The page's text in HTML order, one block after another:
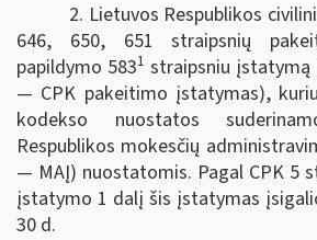
2. Lietuvos Respublikos
646, 650, 651 straipsnių
papildymo 5831 straipsniu įstatymą
— CPK pakeitimo įstatymas),
kodekso nuostatos
Respublikos mokesčių
— MAĮ) nuostatomis. Pagal CPK 5
įstatymo 1 dalį šis įstatymas
30 d.